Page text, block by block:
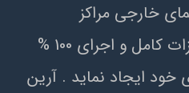
اجراي معماري و نماي خارجي مراکز
مسکوني ، تجاري و فروشگاهي راه اندازي نمود . در سال با ثبت شرکت آرین دلتا پاد در سال 1388 با ورود به عرصه ساخت ويلا با تجهيزات کامل و اجراي 100 %
ايجاد نمايد . آرين